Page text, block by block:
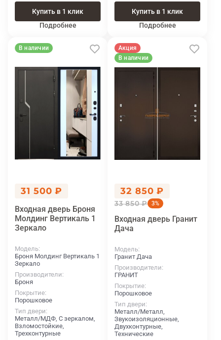
Купить в 1 клик
Подробнее
Купить в 1 клик
Подробнее
В наличии
31 500 ₽
Входная дверь Броня
Молдинг Вертикаль 1
Зеркало
Модель
Броня Молдинг Вертикаль 1
Зеркало
Производители
Броня
Покрытие
Порошковое
Тип двери
Металл/МДФ, С зеркалом,
Взломостойкие,
Трехконтурные
Акция
В наличии
32 850 ₽
33 850 ₽ 3%
Входная дверь Гранит
Дача
Модель
Гранит Дача
Производители
ГРАНИТ
Покрытие
Порошковое
Тип двери
Металл/Металл,
Звукоизоляционные,
Двухконтурные,
Технические